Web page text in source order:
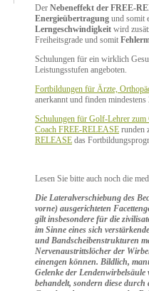
Der Nebeneffekt der FREE-
Energieübertragung und somit
Lerngeschwindigkeit wird
Freiheitsgrade und somit
Schulungen für ein wirklich
Leistungsstufen angeboten.
Fortbildungen für Ärzte,
anerkannt und finden
Schulungen für Golf-Lehrer
Coach FREE-RELEASE runden
RELEASE das
Lesen Sie bitte auch noch die
Die Lateralverschiebung des
vorne) ausgerichteten
gilt insbesondere für die
im Sinne eines sich
und Bandscheibenstrukturen
Nervenaustrittslöcher der
einengen können. Bildlich,
Gelenke der
behandelt, sondern diese